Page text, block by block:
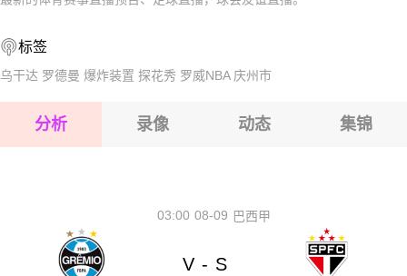
2026-08-17 【球会友谊】 艾尔格里尼克VS克洛斯特费尔德
联
2026-08-17 【球会友谊】 艾尔格里尼克VS克洛斯特费尔德
联
2026-08-17 【球会友谊】 艾尔格里尼克VS克洛斯特费尔德
联
2026-08-17 【球会友谊】 艾尔格里尼克VS克洛斯特费尔德
标签
乌干达 罗德曼 爆炸装置 探花秀 罗威NBA 庆州市
分析 录像 动态 集锦
08-09
03:00 巴西甲
V - S